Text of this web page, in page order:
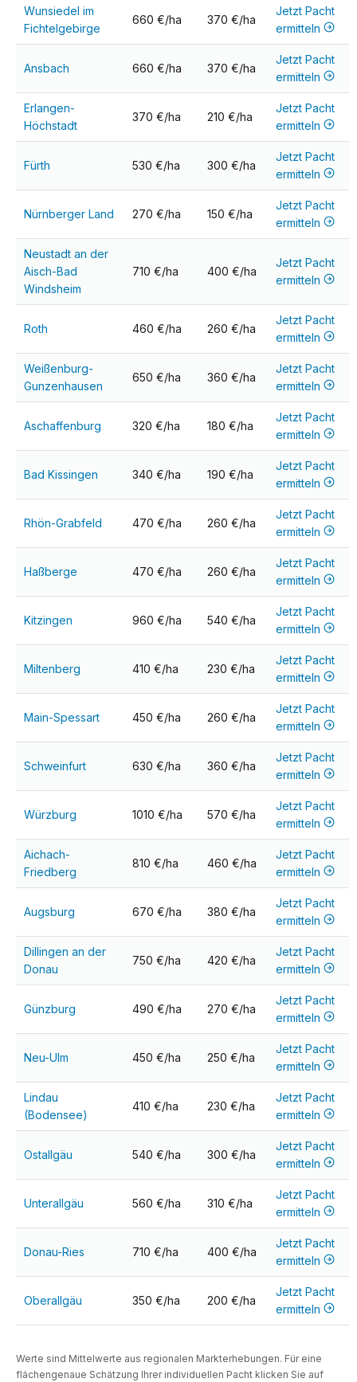
Wunsiedel im
Fichtelgebirge
660 €/ha 370 €/ha
Jetzt Pacht
ermitteln
Ansbach 660 €/ha 370 €/ha
Jetzt Pacht
ermitteln
Erlangen-
Höchstadt
370 €/ha 210 €/ha
Jetzt Pacht
ermitteln
Fürth 530 €/ha 300 €/ha
Jetzt Pacht
ermitteln
Nürnberger Land 270 €/ha 150 €/ha
Jetzt Pacht
ermitteln
Neustadt an der
Aisch-Bad
Windsheim
710 €/ha 400 €/ha
Jetzt Pacht
ermitteln
Roth 460 €/ha 260 €/ha
Jetzt Pacht
ermitteln
Weißenburg-
Gunzenhausen
650 €/ha 360 €/ha
Jetzt Pacht
ermitteln
Aschaffenburg 320 €/ha 180 €/ha
Jetzt Pacht
ermitteln
Bad Kissingen 340 €/ha 190 €/ha
Jetzt Pacht
ermitteln
Rhön-Grabfeld 470 €/ha 260 €/ha
Jetzt Pacht
ermitteln
Haßberge 470 €/ha 260 €/ha
Jetzt Pacht
ermitteln
Kitzingen 960 €/ha 540 €/ha
Jetzt Pacht
ermitteln
Miltenberg 410 €/ha 230 €/ha
Jetzt Pacht
ermitteln
Main-Spessart 450 €/ha 260 €/ha
Jetzt Pacht
ermitteln
Schweinfurt 630 €/ha 360 €/ha
Jetzt Pacht
ermitteln
Würzburg 1010 €/ha 570 €/ha
Jetzt Pacht
ermitteln
Aichach-
Friedberg
810 €/ha 460 €/ha
Jetzt Pacht
ermitteln
Augsburg 670 €/ha 380 €/ha
Jetzt Pacht
ermitteln
Dillingen an der
Donau
750 €/ha 420 €/ha
Jetzt Pacht
ermitteln
Günzburg 490 €/ha 270 €/ha
Jetzt Pacht
ermitteln
Neu-Ulm 450 €/ha 250 €/ha
Jetzt Pacht
ermitteln
Lindau
(Bodensee)
410 €/ha 230 €/ha
Jetzt Pacht
ermitteln
Ostallgäu 540 €/ha 300 €/ha
Jetzt Pacht
ermitteln
Unterallgäu 560 €/ha 310 €/ha
Jetzt Pacht
ermitteln
Donau-Ries 710 €/ha 400 €/ha
Jetzt Pacht
ermitteln
Oberallgäu 350 €/ha 200 €/ha
Jetzt Pacht
ermitteln
Werte sind Mittelwerte aus regionalen Markterhebungen. Für eine
flächengenaue Schätzung Ihrer individuellen Pacht klicken Sie auf